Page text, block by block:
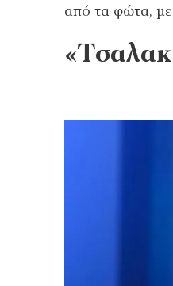
από τα φώτα, με